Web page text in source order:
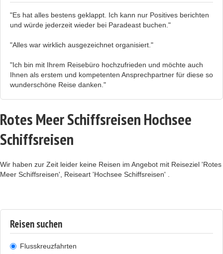
"Es hat alles bestens geklappt. Ich kann nur Positives berichten
und würde jederzeit wieder bei Paradeast buchen."
"Alles war wirklich ausgezeichnet organisiert."
"Ich bin mit Ihrem Reisebüro hochzufrieden und möchte auch
Ihnen als erstem und kompetenten Ansprechpartner für diese so
wunderschöne Reise danken."
Rotes Meer Schiffsreisen Hochsee
Schiffsreisen
Wir haben zur Zeit leider keine Reisen im Angebot mit Reiseziel 'Rotes
Meer Schiffsreisen', Reiseart 'Hochsee Schiffsreisen' .
Reisen suchen
Flusskreuzfahrten